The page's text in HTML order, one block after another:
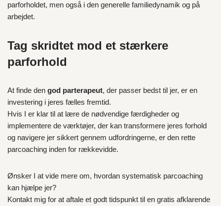
parforholdet, men også i den generelle familiedynamik og på
arbejdet.
Tag skridtet mod et stærkere
parforhold
At finde den god parterapeut, der passer bedst til jer, er en
investering i jeres fælles fremtid.
Hvis I er klar til at lære de nødvendige færdigheder og
implementere de værktøjer, der kan transformere jeres forhold
og navigere jer sikkert gennem udfordringerne, er den rette
parcoaching inden for rækkevidde.
Ønsker I at vide mere om, hvordan systematisk parcoaching
kan hjælpe jer?
Kontakt mig for at aftale et godt tidspunkt til en gratis afklarende